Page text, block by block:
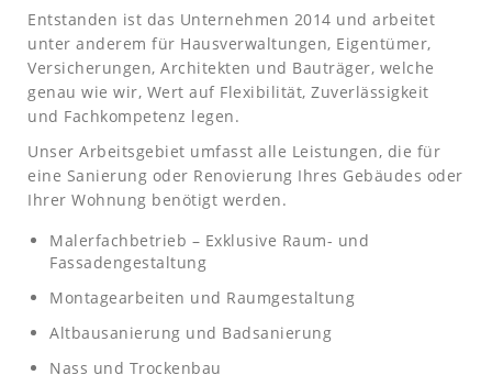
Entstanden ist das Unternehmen 2014 und arbeitet
unter anderem für Hausverwaltungen, Eigentümer,
Versicherungen, Architekten und Bauträger, welche
genau wie wir, Wert auf Flexibilität, Zuverlässigkeit
und Fachkompetenz legen.
Unser Arbeitsgebiet umfasst alle Leistungen, die für
eine Sanierung oder Renovierung Ihres Gebäudes oder
Ihrer Wohnung benötigt werden.
Malerfachbetrieb – Exklusive Raum- und
Fassadengestaltung
Montagearbeiten und Raumgestaltung
Altbausanierung und Badsanierung
Nass und Trockenbau